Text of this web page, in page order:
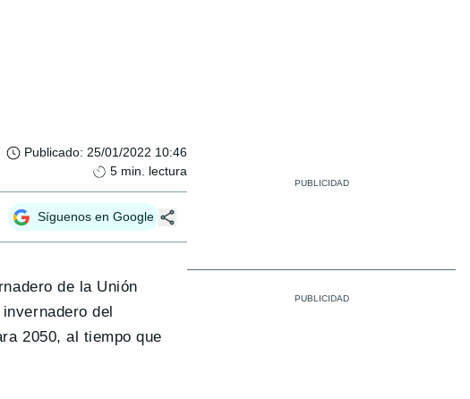
Publicado: 25/01/2022 10:46
5 min. lectura
Síguenos en Google
de la Unión
del
2050, al tiempo que